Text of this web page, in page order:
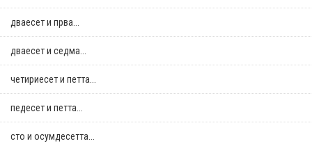
дваесет и прва...
дваесет и седма...
четириесет и петта...
педесет и петта...
сто и осумдесетта...